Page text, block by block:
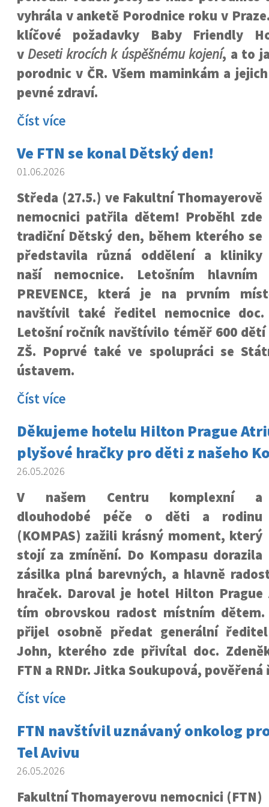
vyhrála v anketě Porodnice roku v
klíčové požadavky Baby Friendly
vDeseti krocích k úspěšnému kojení, a to
porodnic v ČR. Všem maminkám a
pevné zdraví.
Číst více
Ve FTN se konal Dětský den!
01.06.2026
Středa (27.5.) ve Fakultní Thomayerově
nemocnici patřila dětem! Proběhl zde
tradiční Dětský den, během kterého se
představila různá oddělení a kliniky
naší nemocnice. Letošním
PREVENCE, která je na prvním
navštívil také ředitel nemocnice doc.
Letošní ročník navštívilo téměř 600 dětí
ZŠ. Poprvé také ve spolupráci se
ústavem.
Číst více
Děkujeme hotelu Hilton Prague
plyšové hračky pro děti z našeho
26.05.2026
V našem Centru komplexní a
dlouhodobé péče o děti a rodinu
(KOMPAS) zažili krásný moment, který
stojí za zmínění. Do Kompasu dorazila
zásilka plná barevných, a hlavně
hraček. Daroval je hotel Hilton
tím obrovskou radost místním dětem.
přijel osobně předat generální
John, kterého zde přivítal doc.
FTN a RNDr. Jitka Soukupová,
Číst více
FTN navštívil uznávaný onkolog
Tel Avivu
26.05.2026
Fakultní Thomayerovu nemocnici (FTN)